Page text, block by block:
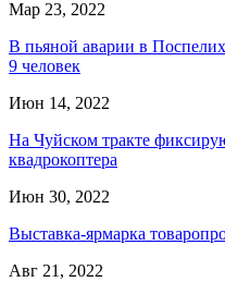
Мар 23, 2022
В пьяной аварии в
9 человек
Июн 14, 2022
На Чуйском тракте
квадрокоптера
Июн 30, 2022
Выставка-ярмарка
Авг 21, 2022